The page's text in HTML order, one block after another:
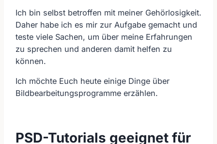
Ich bin selbst betroffen mit meiner Gehörlosigkeit.
Daher habe ich es mir zur Aufgabe gemacht und
teste viele Sachen, um über meine Erfahrungen
zu sprechen und anderen damit helfen zu
können.
Ich möchte Euch heute einige Dinge über
Bildbearbeitungsprogramme erzählen.
PSD-Tutorials geeignet für